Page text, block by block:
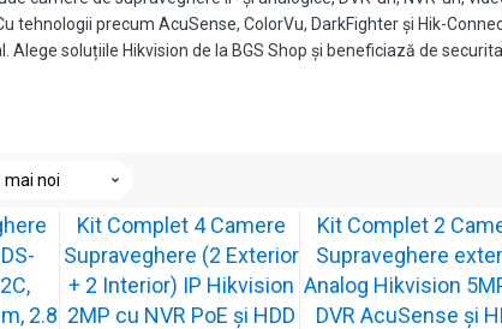
tehnologii precum AcuSense, ColorVu, DarkFighter și Hik-
Alege soluțiile Hikvision de la BGS Shop și beneficiază de
2.8
Kit Complet 4 Camere
Supraveghere (2 Exterior
+ 2 Interior) IP Hikvision
2MP cu NVR PoE și HDD
Kit Complet 2
Supraveghere
Analog Hikvision
DVR AcuSense și